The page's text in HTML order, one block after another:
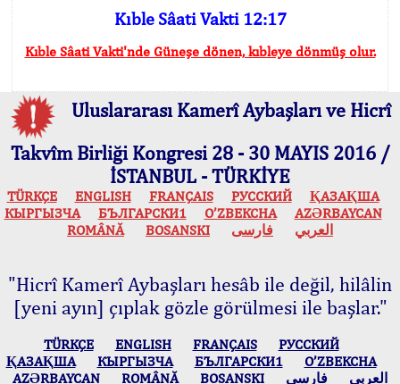
Kıble Sâati Vakti 12:17
Kıble Sâati Vakti'nde Güneşe dönen, kıbleye dönmüş olur.
Uluslararası Kamerî Aybaşları ve Hicrî
Takvîm Birliği Kongresi 28 - 30 MAYIS 2016 /
İSTANBUL - TÜRKİYE
TÜRKÇE ENGLISH FRANÇAIS РУССКИЙ
ҚАЗАҚША
КЫPГЫЗЧA
БЪЛГАРСКИ1 O’ZBEKCHA
AZӘRBAYCAN
ROMÂNĂ
BOSANSKI العربي فارسی
"Hicrî Kamerî Aybaşları hesâb ile değil, hilâlin
[yeni ayın] çıplak gözle görülmesi ile başlar."
TÜRKÇE ENGLISH FRANÇAIS
РУССКИЙ
ҚАЗАҚША
КЫPГЫЗЧA БЪЛГАРСКИ1
O’ZBEKCHA
AZӘRBAYCAN
ROMÂNĂ BOSANSKI العربي فارسی